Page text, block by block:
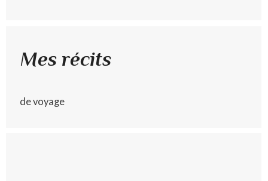
Mes récits
de voyage